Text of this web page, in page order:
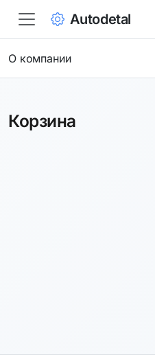
Autodetal
О компании
Корзина